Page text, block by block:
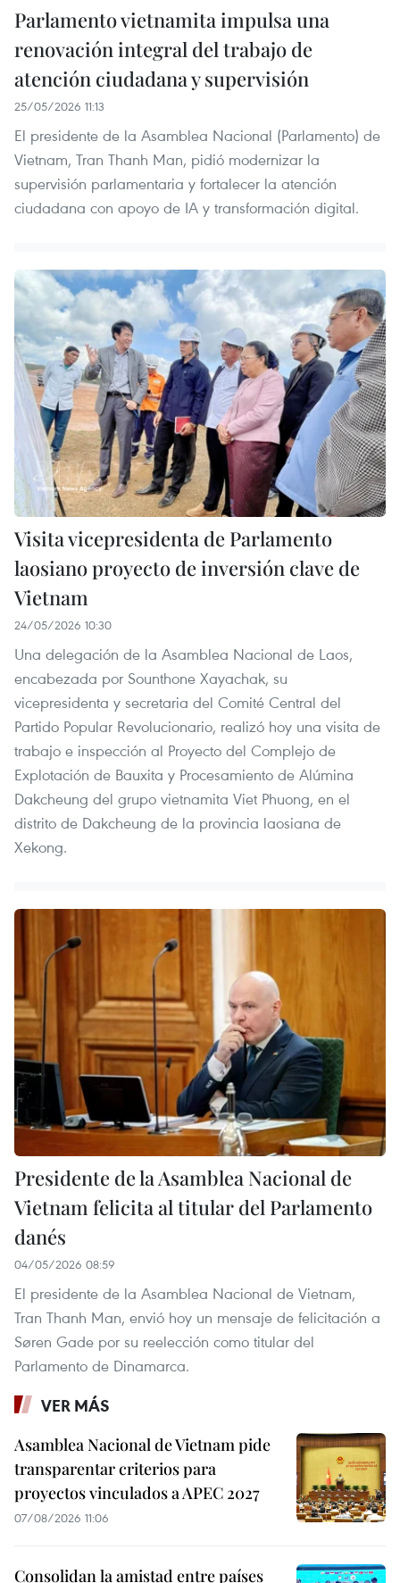
Parlamento vietnamita impulsa una
renovación integral del trabajo de
atención ciudadana y supervisión
25/05/2026 11:13
El presidente de la Asamblea Nacional (Parlamento) de
Vietnam, Tran Thanh Man, pidió modernizar la
supervisión parlamentaria y fortalecer la atención
ciudadana con apoyo de IA y transformación digital.
Visita vicepresidenta de Parlamento
laosiano proyecto de inversión clave de
Vietnam
24/05/2026 10:30
Una delegación de la Asamblea Nacional de Laos,
encabezada por Sounthone Xayachak, su
vicepresidenta y secretaria del Comité Central del
Partido Popular Revolucionario, realizó hoy una visita de
trabajo e inspección al Proyecto del Complejo de
Explotación de Bauxita y Procesamiento de Alúmina
Dakcheung del grupo vietnamita Viet Phuong, en el
distrito de Dakcheung de la provincia laosiana de
Xekong.
Presidente de la Asamblea Nacional de
Vietnam felicita al titular del Parlamento
danés
04/05/2026 08:59
El presidente de la Asamblea Nacional de Vietnam,
Tran Thanh Man, envió hoy un mensaje de felicitación a
Søren Gade por su reelección como titular del
Parlamento de Dinamarca.
VER MÁS
Asamblea Nacional de Vietnam pide
transparentar criterios para
proyectos vinculados a APEC 2027
07/08/2026 11:06
Consolidan la amistad entre países